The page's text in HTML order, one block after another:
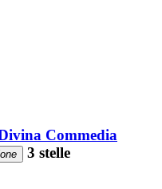
Commedia
3 stelle